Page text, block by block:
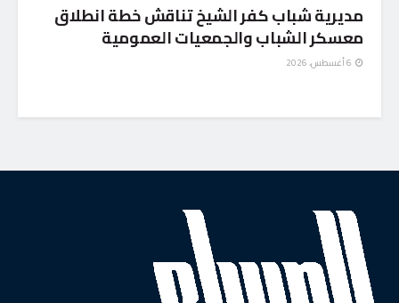
مديرية شباب كفر الشيخ تناقش خطة انطلاق
معسكر الشباب والجمعيات العمومية